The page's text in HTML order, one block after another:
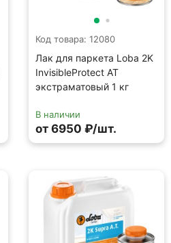
Код товара: 12080
Лак для паркета Loba 2K
InvisibleProtect AT
экстраматовый 1 кг
В наличии
от 6950 ₽/шт.